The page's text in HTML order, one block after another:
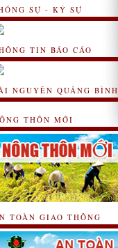
SỰ - KÝ SỰ
TIN BÁO CÁO
NGUYÊN QUẢNG BÌNH
THÔN MỚI
TOÀN GIAO THÔNG